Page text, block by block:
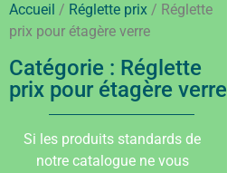
Accueil / Réglette prix / Réglette
prix pour étagère verre
Catégorie : Réglette
prix pour étagère verre
Si les produits standards de
notre catalogue ne vous